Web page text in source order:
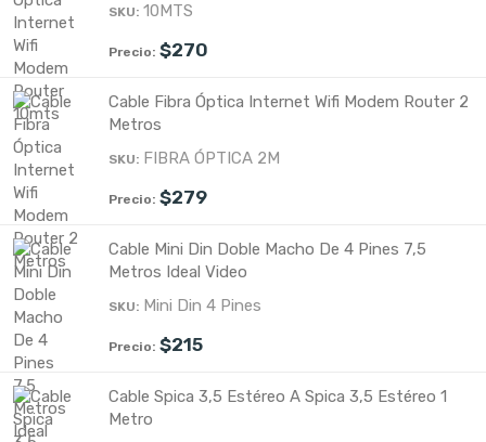
10MTS
$270
Cable Fibra Óptica Internet Wifi Modem Router 2
Metros
FIBRA ÓPTICA 2M
$279
Cable Mini Din Doble Macho De 4 Pines 7,5
Metros Ideal Video
Mini Din 4 Pines
$215
Cable Spica 3,5 Estéreo A Spica 3,5 Estéreo 1
Metro